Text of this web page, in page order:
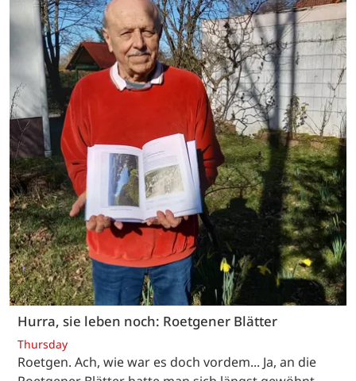
Hurra, sie leben noch: Roetgener Blätter
Thursday
Roetgen. Ach, wie war es doch vordem... Ja, an die